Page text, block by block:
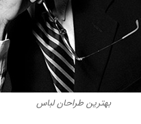
بهترین طراحان لباس